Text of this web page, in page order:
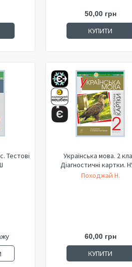
50,00 грн
КУПИТИ
Тестові
Українська мова. 2
Діагностичні картки.
Походжай Н.
60,00 грн
КУПИТИ